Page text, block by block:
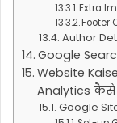
Extra
Footer
Author
Google
Website
Analytics
Google